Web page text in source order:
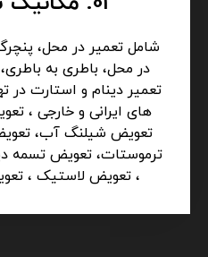
شامل تعمیر در محل،
در محل، باطری به
تعمیر دینام و استارت در
های ایرانی و خارجی ،
تعویض شیلنگ آب،
ترموستات، تعویض تسمه
، تعویض لاستیک ،